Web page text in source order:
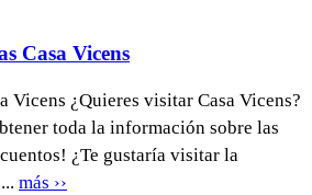
Casa Vicens
Vicens ¿Quieres visitar Casa Vicens?
toda la información sobre las
¿Te gustaría visitar la
más ››